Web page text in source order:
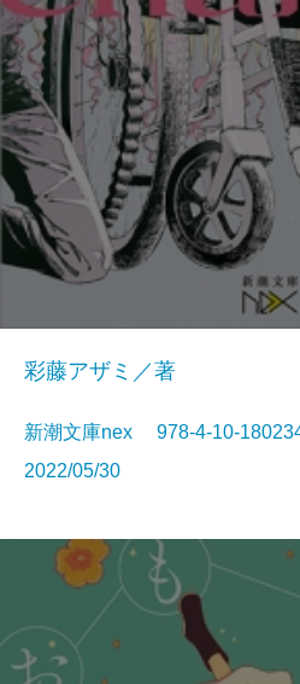
彩藤アザミ／著
新潮文庫nex 978-4-10-
2022/05/30